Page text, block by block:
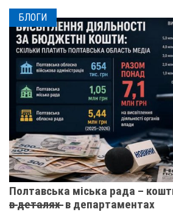
БЛОГИ
Полтавська міська рада –
в̶ ̶д̶е̶т̶а̶л̶я̶х̶ ̶ в департаментах